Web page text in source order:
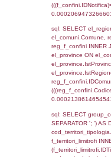
LEFT
sql: